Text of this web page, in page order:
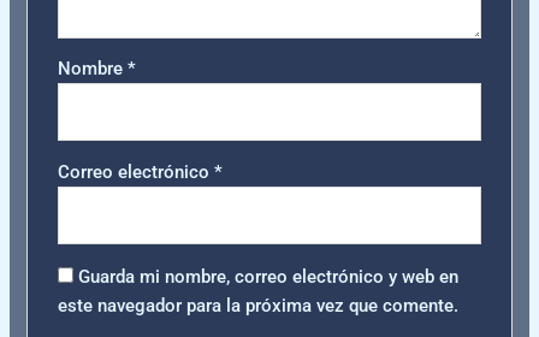
Nombre *
Correo electrónico *
Guarda mi nombre, correo electrónico y web en
este navegador para la próxima vez que comente.